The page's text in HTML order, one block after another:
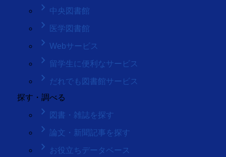
keyboard_arrow_right 中央図書館
keyboard_arrow_right 医学図書館
keyboard_arrow_right Webサービス
keyboard_arrow_right 留学生に便利なサービス
keyboard_arrow_right だれでも図書館サービス
探す・調べる
keyboard_arrow_right 図書・雑誌を探す
keyboard_arrow_right 論文・新聞記事を探す
keyboard_arrow_right お役立ちデータベース